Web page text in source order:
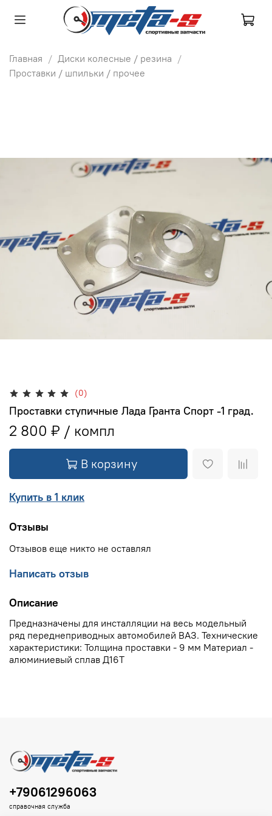
Главная
Диски колесные / резина
Проставки / шпильки / прочее
(0)
Проставки ступичные Лада Гранта Спорт -1 град.
2 800 ₽
В корзину
Купить в 1 клик
Отзывы
Отзывов еще никто не оставлял
Написать отзыв
Описание
Предназначены для инсталляции на весь модельный
ряд переднеприводных автомобилей ВАЗ. Технические
характеристики: Толщина проставки - 9 мм Материал -
алюминиевый сплав Д16Т
+79061296063
справочная служба